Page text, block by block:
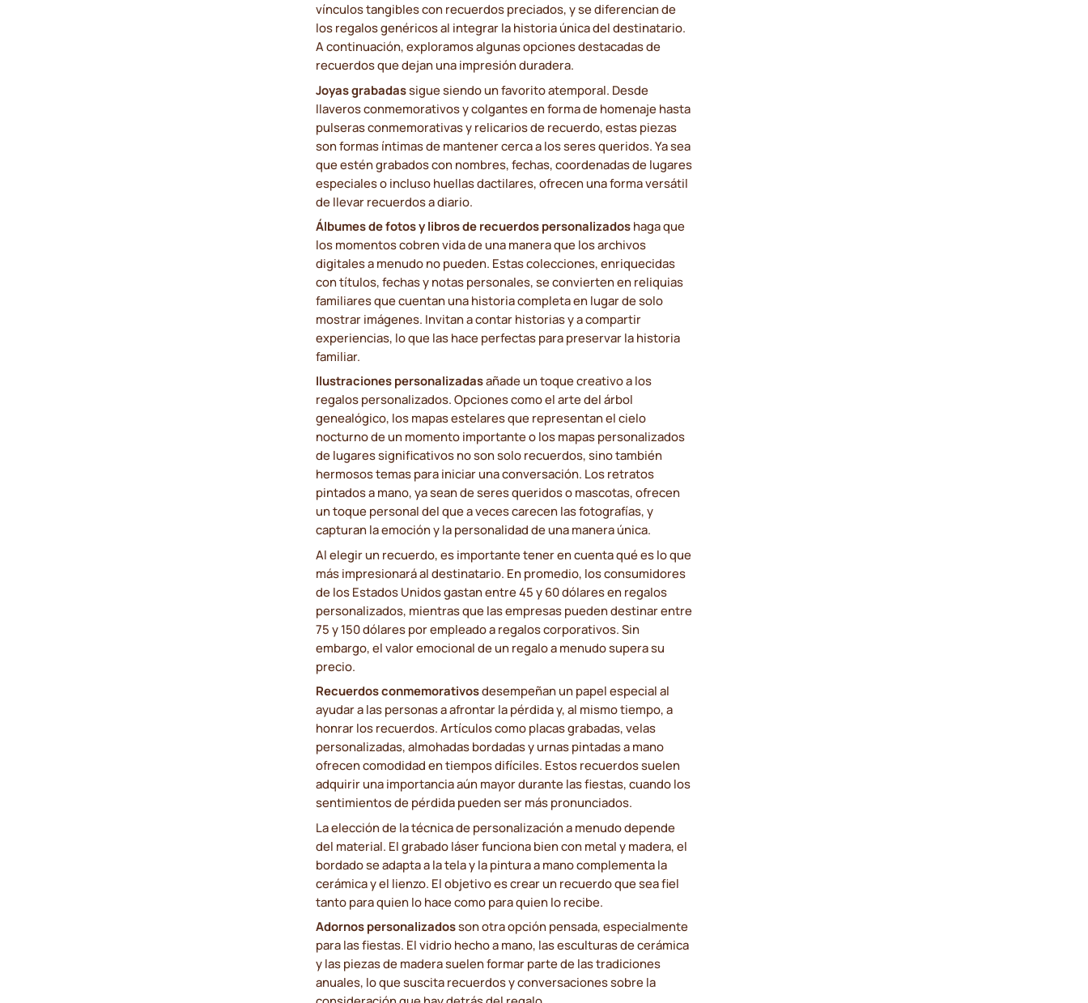
vínculos tangibles con recuerdos preciados, y se diferencian de
los regalos genéricos al integrar la historia única del destinatario.
A continuación, exploramos algunas opciones destacadas de
recuerdos que dejan una impresión duradera.
Joyas grabadassigue siendo un favorito atemporal. Desde
llaveros conmemorativos y colgantes en forma de homenaje hasta
pulseras conmemorativas y relicarios de recuerdo, estas piezas
son formas íntimas de mantener cerca a los seres queridos. Ya sea
que estén grabados con nombres, fechas, coordenadas de lugares
especiales o incluso huellas dactilares, ofrecen una forma versátil
de llevar recuerdos a diario.
Álbumes de fotos y libros de recuerdos personalizados haga que
los momentos cobren vida de una manera que los archivos
digitales a menudo no pueden. Estas colecciones, enriquecidas
con títulos, fechas y notas personales, se convierten en reliquias
familiares que cuentan una historia completa en lugar de solo
mostrar imágenes. Invitan a contar historias y a compartir
experiencias, lo que las hace perfectas para preservar la historia
familiar.
Ilustraciones personalizadasañade un toque creativo a los
regalos personalizados. Opciones como el arte del árbol
genealógico, los mapas estelares que representan el cielo
nocturno de un momento importante o los mapas personalizados
de lugares significativos no son solo recuerdos, sino también
hermosos temas para iniciar una conversación. Los retratos
pintados a mano, ya sean de seres queridos o mascotas, ofrecen
un toque personal del que a veces carecen las fotografías, y
capturan la emoción y la personalidad de una manera única.
Al elegir un recuerdo, es importante tener en cuenta qué es lo que
más impresionará al destinatario. En promedio, los consumidores
de los Estados Unidos gastan entre 45 y 60 dólares en regalos
personalizados, mientras que las empresas pueden destinar entre
75 y 150 dólares por empleado a regalos corporativos. Sin
embargo, el valor emocional de un regalo a menudo supera su
precio.
Recuerdos conmemorativosdesempeñan un papel especial al
ayudar a las personas a afrontar la pérdida y, al mismo tiempo, a
honrar los recuerdos. Artículos como placas grabadas, velas
personalizadas, almohadas bordadas y urnas pintadas a mano
ofrecen comodidad en tiempos difíciles. Estos recuerdos suelen
adquirir una importancia aún mayor durante las fiestas, cuando los
sentimientos de pérdida pueden ser más pronunciados.
La elección de la técnica de personalización a menudo depende
del material. El grabado láser funciona bien con metal y madera, el
bordado se adapta a la tela y la pintura a mano complementa la
cerámica y el lienzo. El objetivo es crear un recuerdo que sea fiel
tanto para quien lo hace como para quien lo recibe.
Adornos personalizadosson otra opción pensada, especialmente
para las fiestas. El vidrio hecho a mano, las esculturas de cerámica
y las piezas de madera suelen formar parte de las tradiciones
anuales, lo que suscita recuerdos y conversaciones sobre la